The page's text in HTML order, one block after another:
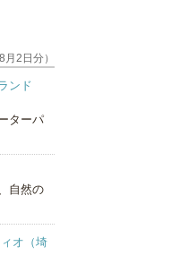
2日分）
ンド
ターパ
自然の
オ（埼